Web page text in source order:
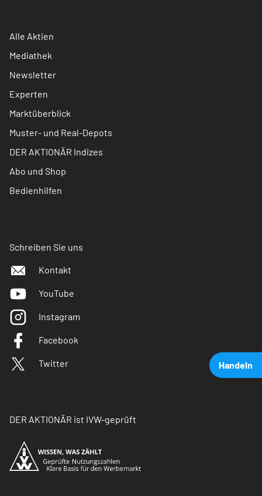
Handeln
Alle Aktien
Mediathek
Newsletter
Experten
Marktüberblick
Muster- und Real-Depots
DER AKTIONÄR Indizes
Abo und Shop
Bedienhilfen
Schreiben Sie uns
Kontakt
YouTube
Instagram
Facebook
Twitter
DER AKTIONÄR ist IVW-geprüft